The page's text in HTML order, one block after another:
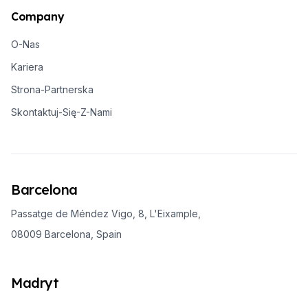
Company
O-Nas
Kariera
Strona-Partnerska
Skontaktuj-Się-Z-Nami
Barcelona
Passatge de Méndez Vigo, 8, L'Eixample,
08009 Barcelona, Spain
Madryt